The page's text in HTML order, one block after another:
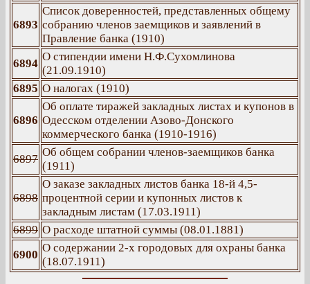
6893
Список доверенностей, представленных общему
собранию членов заемщиков и заявлений в
Правление банка (1910)
6894
О стипендии имени Н.Ф.Сухомлинова
(21.09.1910)
6895 О налогах (1910)
6896
Об оплате тиражей закладных листах и купонов в
Одесском отделении Азово-Донского
коммерческого банка (1910-1916)
6897
Об общем собрании членов-заемщиков банка
(1911)
6898
О заказе закладных листов банка 18-й 4,5-
процентной серии и купонных листов к
закладным листам (17.03.1911)
6899 О расходе штатной суммы (08.01.1881)
6900
О содержании 2-х городовых для охраны банка
(18.07.1911)